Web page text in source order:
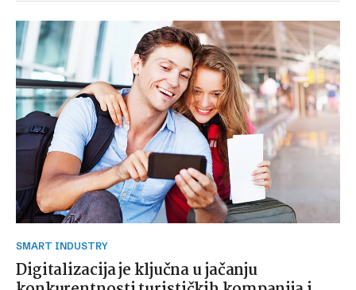
SMART INDUSTRY
Digitalizacija je ključna u jačanju